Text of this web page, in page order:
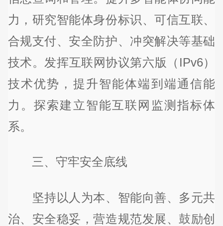
力，研究智能体身份标识、可信互联、
合规支付、安全防护、冲突解决等基础
技术。发挥互联网协议第六版（IPv6）
技术优势，提升智能体端到端通信能
力。探索建立智能互联网监测指标体
系。
三、守牢安全底线
坚持以人为本、智能向善、多元共
治、安全稳妥，营造规范发展、鼓励创